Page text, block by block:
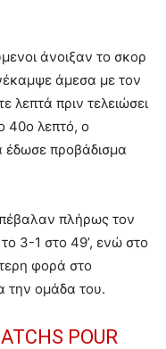
άνοιξαν το σκορ
άμεσα με τον
λεπτά πριν τελειώσει
40ο λεπτό, ο
έδωσε προβάδισμα
πλήρως τον
3-1 στο 49’, ενώ στο
φορά στο
την ομάδα του.
POUR